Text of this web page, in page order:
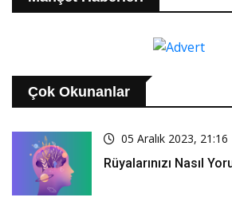
Çok Okunanlar
05 Aralık 2023, 21:16
Rüyalarınızı Nasıl